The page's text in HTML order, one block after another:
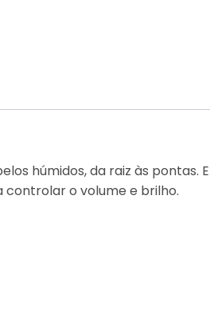
húmidos, da raiz às pontas.
controlar o volume e brilho.